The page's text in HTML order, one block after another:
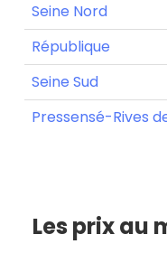
Seine Nord
République
Seine Sud
Pressensé-Rives
Les prix au